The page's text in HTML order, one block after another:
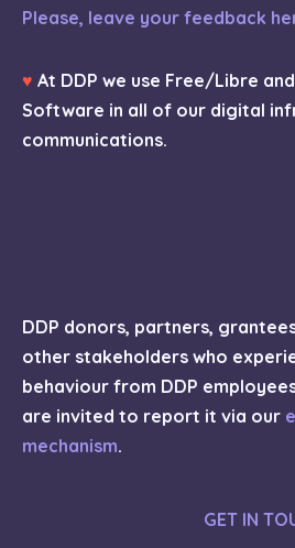
Please, leave your feedback
♥ At DDP we use Free/Libre
Software in all of our digital
communications.
DDP donors, partners,
other stakeholders who
behaviour from DDP
are invited to report it via our
mechanism.
GET IN